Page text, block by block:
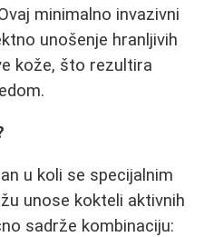
minimalno invazivni
unošenje hranljivih
kože, što rezultira
u koli se specijalnim
unose kokteli aktivnih
sadrže kombinaciju: